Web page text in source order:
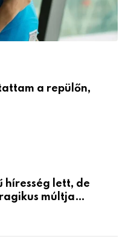
a repülőn,
híresség lett, de
múltja